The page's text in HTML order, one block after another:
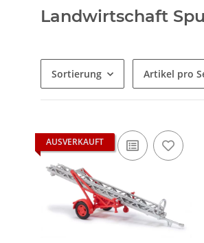
Landwirtschaft
Sortierung Artikel pro
AUSVERKAUFT